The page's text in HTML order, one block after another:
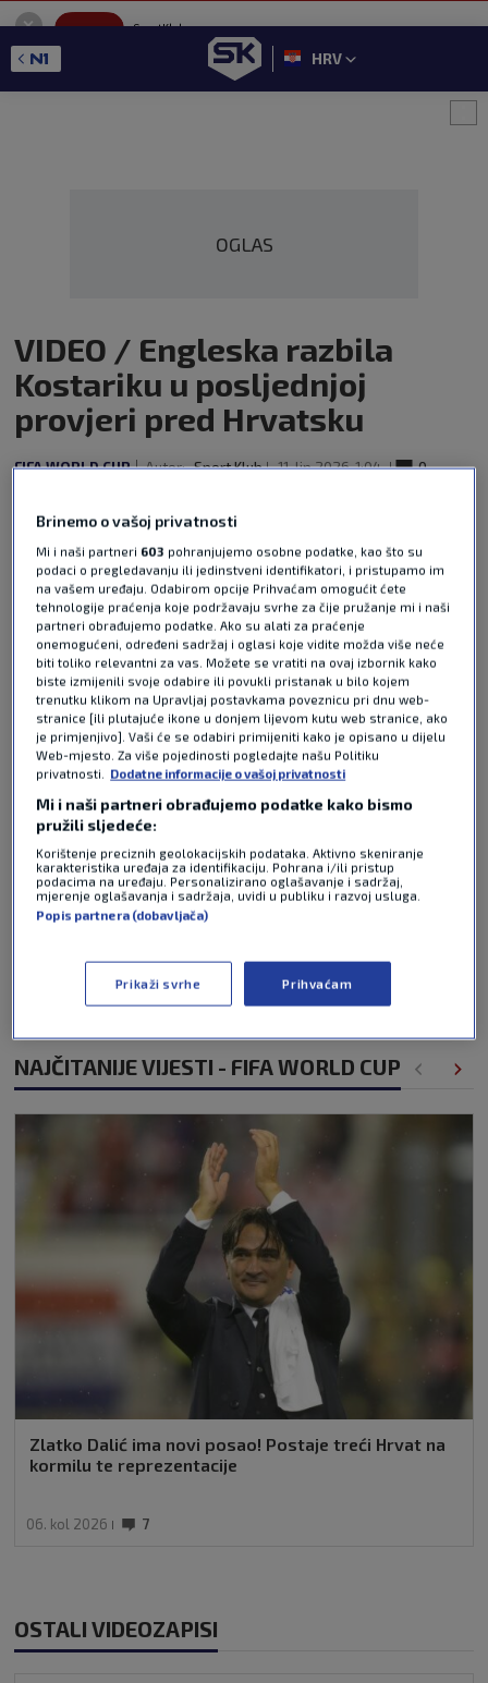
SportKlub
GET - On the Google Play
HRV
OGLAS
VIDEO / Engleska razbila
Kostariku u posljednjoj
provjeri pred Hrvatsku
FIFA WORLD CUP Autor: Sport Klub 11. lip 2026 1:04
0
Engleska je u posljednjoj pripremi za prvo kolo
Svjetskog prvenstva, gdje će igrati s Hrvatskom,
s 3:0 bila bolja od Kostarike te će u dobrom
raspoloženju otputovati u Dallas. Pročitaj više
Pošalji odgovor
NAJČITANIJE VIJESTI - FIFA WORLD CUP
Zlatko Dalić ima novi posao! Postaje treći Hrvat na
kormilu te reprezentacije
06. kol 2026 7
OSTALI VIDEOZAPISI
Brinemo o vašoj privatnosti
Mi i naši partneri 603 pohranjujemo osobne podatke, kao što su
podaci o pregledavanju ili jedinstveni identifikatori, i pristupamo im
na vašem uređaju. Odabirom opcije Prihvaćam omogućit ćete
tehnologije praćenja koje podržavaju svrhe za čije pružanje mi i naši
partneri obrađujemo podatke. Ako su alati za praćenje
onemogućeni, određeni sadržaj i oglasi koje vidite možda više neće
biti toliko relevantni za vas. Možete se vratiti na ovaj izbornik kako
biste izmijenili svoje odabire ili povukli pristanak u bilo kojem
trenutku klikom na Upravljaj postavkama poveznicu pri dnu web-
stranice [ili plutajuće ikone u donjem lijevom kutu web stranice, ako
je primjenjivo]. Vaši će se odabiri primijeniti kako je opisano u dijelu
Web-mjesto. Za više pojedinosti pogledajte našu Politiku
privatnosti.
Dodatne informacije o vašoj privatnosti
Mi i naši partneri obrađujemo podatke kako bismo
pružili sljedeće:
Korištenje preciznih geolokacijskih podataka. Aktivno skeniranje
karakteristika uređaja za identifikaciju. Pohrana i/ili pristup
podacima na uređaju. Personalizirano oglašavanje i sadržaj,
mjerenje oglašavanja i sadržaja, uvidi u publiku i razvoj usluga.
Popis partnera (dobavljača)
Prikaži svrhe Prihvaćam